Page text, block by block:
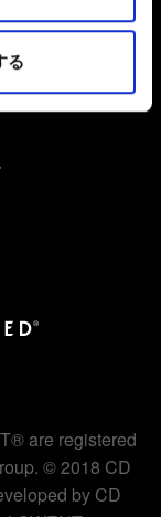
ださい。
る
are registered
© 2018 CD
by CD